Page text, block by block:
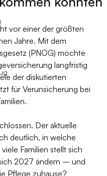
vor einer der größten
Jahre. Mit dem
(PNOG) möchte
langfristig
der diskutierten
für Verunsicherung bei
Der aktuelle
deutlich, in welche
Familien stellt sich
2027 ändern – und
Pflege zuhause?